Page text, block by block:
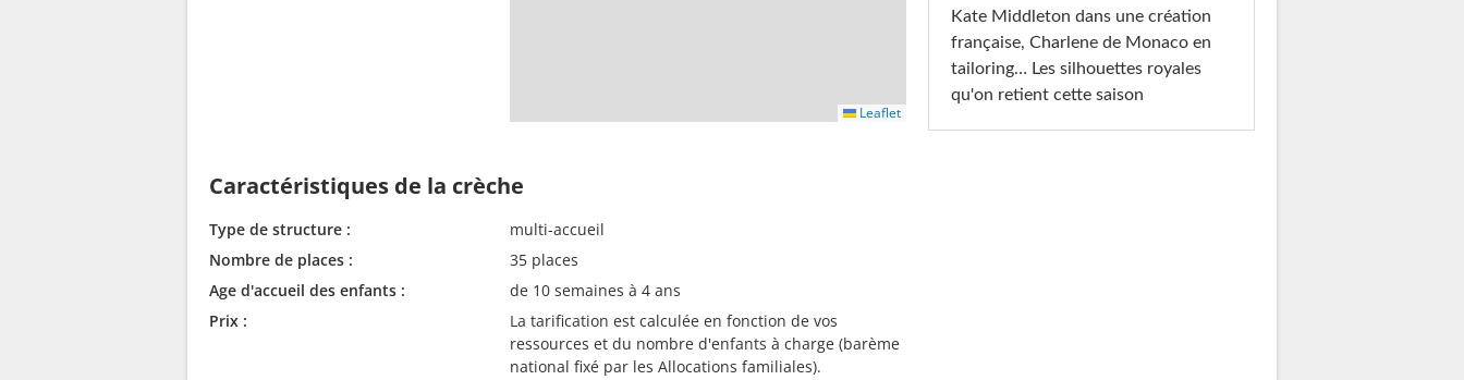
Leaflet
Caractéristiques de la crèche
Type de structure :
multi-accueil
Nombre de places :
35 places
Age d'accueil des enfants :
de 10 semaines à 4 ans
Prix :
La tarification est calculée en fonction de vos
ressources et du nombre d'enfants à charge (barème
national fixé par les Allocations familiales).
Kate Middleton dans une création
française, Charlene de Monaco en
tailoring… Les silhouettes royales
qu'on retient cette saison